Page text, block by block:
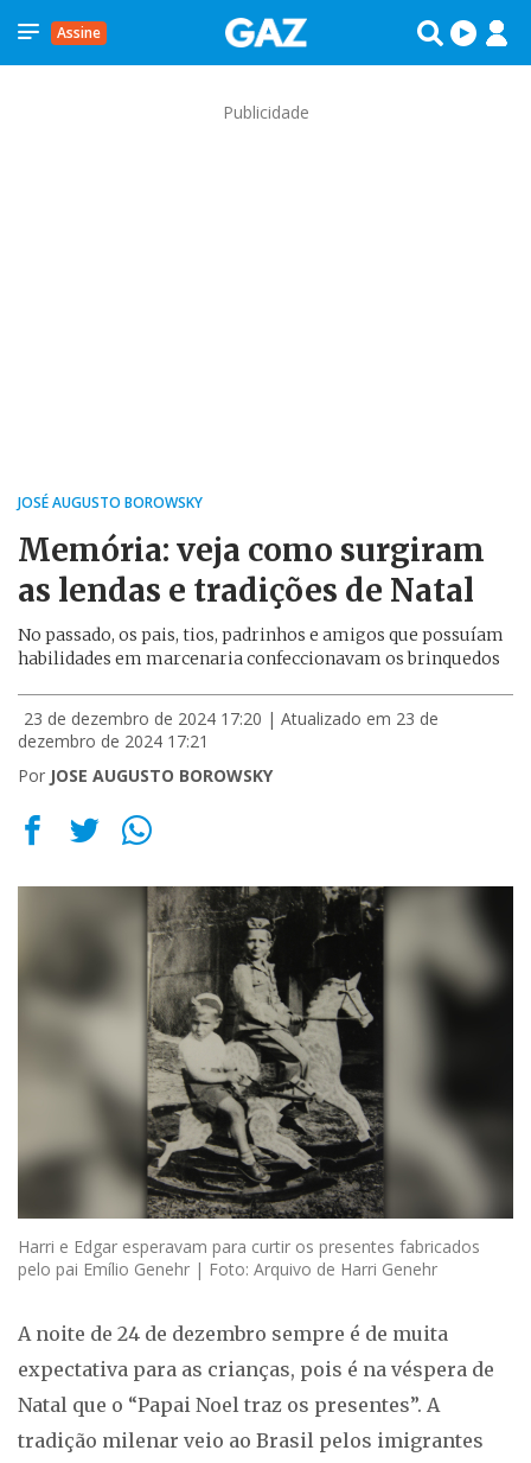
Assine
Publicidade
JOSÉ AUGUSTO BOROWSKY
Memória: veja como surgiram
as lendas e tradições de Natal
No passado, os pais, tios, padrinhos e amigos que possuíam
habilidades em marcenaria confeccionavam os brinquedos
23 de dezembro de 2024 17:20 | Atualizado em 23 de
dezembro de 2024 17:21
Por JOSE AUGUSTO BOROWSKY
Harri e Edgar esperavam para curtir os presentes fabricados
pelo pai Emílio Genehr | Foto: Arquivo de Harri Genehr
A noite de 24 de dezembro sempre é de muita
expectativa para as crianças, pois é na véspera de
Natal que o “Papai Noel traz os presentes”. A
tradição milenar veio ao Brasil pelos imigrantes